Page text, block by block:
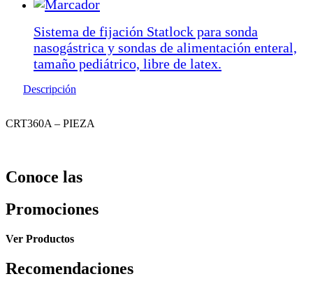
Sistema de fijación Statlock para sonda
nasogástrica y sondas de alimentación enteral,
tamaño pediátrico, libre de latex.
Descripción
CRT360A – PIEZA
Conoce las
Promociones
Ver Productos
Recomendaciones